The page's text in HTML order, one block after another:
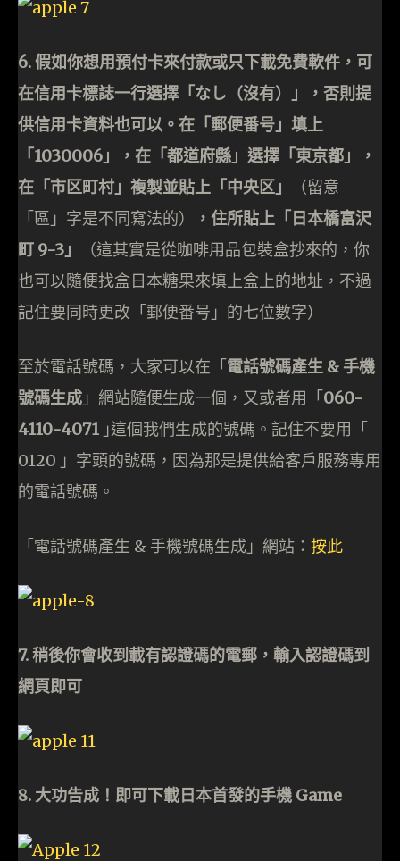
6. 假如你想用預付卡來付款或只下載免費軟件，可
在信用卡標誌一行選擇「なし（沒有）」，否則提
供信用卡資料也可以。在「郵便番号」填上
「1030006」，在「都道府縣」選擇「東京都」，
在「市区町村」複製並貼上「中央区」
（留意
「區」字是不同寫法的）
，住所貼上「日本橋富沢
町 9-3」
（這其實是從咖啡用品包裝盒抄來的，你
也可以隨便找盒日本糖果來填上盒上的地址，不過
記住要同時更改「郵便番号」的七位數字）
至於電話號碼，大家可以在「電話號碼產生 & 手機
號碼生成 」網站隨便生成一個，又或者用「060-
4110-4071 ｣這個我們生成的號碼。記住不要用「
0120 」字頭的號碼，因為那是提供給客戶服務專用
的電話號碼。
「電話號碼產生 & 手機號碼生成」網站： 按此
7. 稍後你會收到載有認證碼的電郵，輸入認證碼到
網頁即可
8. 大功告成！即可下載日本首發的手機 Game